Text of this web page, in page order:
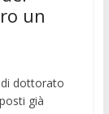
un
di dottorato
già